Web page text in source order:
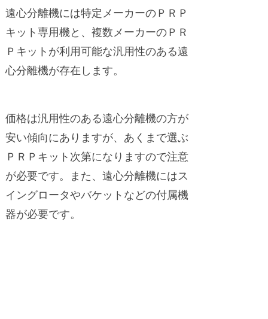
遠心分離機には特定メーカーのＰＲＰ
キット専用機と、複数メーカーのＰＲ
Ｐキットが利用可能な汎用性のある遠
心分離機が存在します。
価格は汎用性のある遠心分離機の方が
安い傾向にありますが、あくまで選ぶ
ＰＲＰキット次第になりますので注意
が必要です。また、遠心分離機にはス
イングロータやバケットなどの付属機
器が必要です。